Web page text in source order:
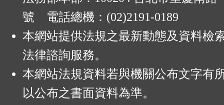
號 電話總機：(02)2191-0189
本網站提供法規之最新動態及資料檢
法律諮詢服務。
本網站法規資料若與機關公布文字有
以公布之書面資料為準。